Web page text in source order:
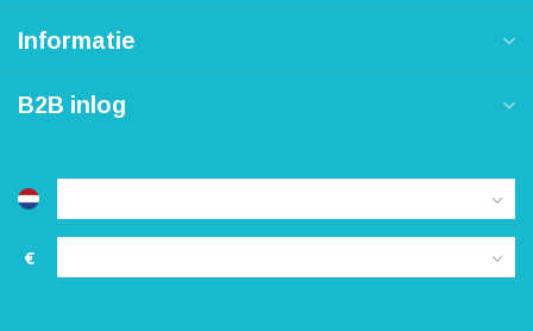
Informatie
B2B inlog
€